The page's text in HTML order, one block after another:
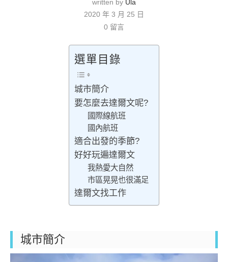
written by Ula
2020 年 3 月 25 日
0 留言
選單目錄
城市簡介
要怎麼去達爾文呢?
國際線航班
國內航班
適合出發的季節?
好好玩遍達爾文
我熱愛大自然
市區晃晃也很滿足
達爾文找工作
城市簡介